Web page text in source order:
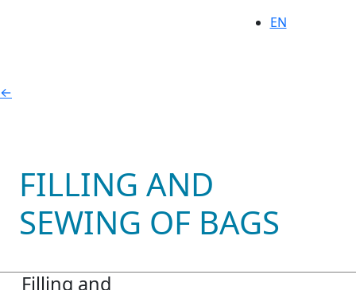
EN
←
FILLING AND
SEWING OF BAGS
Filling and